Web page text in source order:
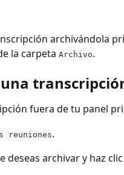
archivándola
la carpeta Archivo.
fuera de tu panel
reuniones.
deseas archivar y haz